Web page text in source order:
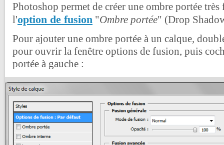
Photoshop permet de créer une ombre portée
l'option de fusion "Ombre portée" (Drop
Pour ajouter une ombre portée à un calque,
pour ouvrir la fenêtre options de fusion, puis
portée à gauche :